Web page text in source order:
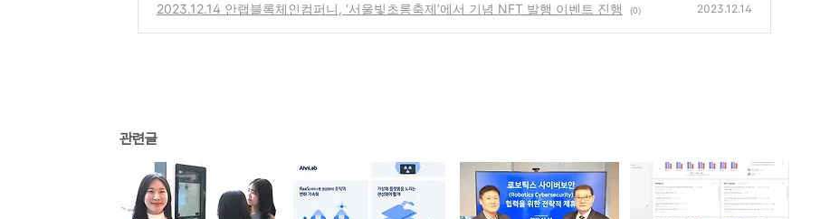
2023.12.14 안랩블록체인컴퍼니, ‘서울빛초롱축제’에서 기념 NFT 발행 이벤트 진행 (0) 2023.12.14
관련글